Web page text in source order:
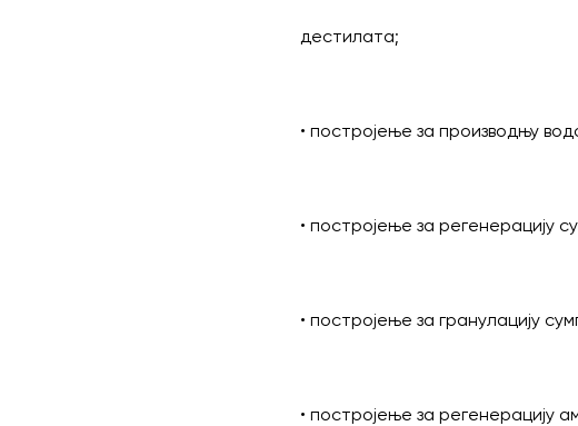
дестилата;
• постројење за производњу
• постројење за регенерацију
• постројење за гранулацију
• постројење за регенерацију